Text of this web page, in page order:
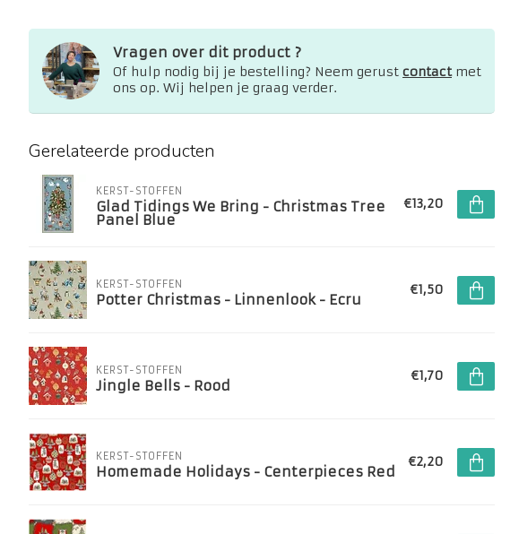
Vragen over dit product ?
Of hulp nodig bij je bestelling? Neem gerust contactmet
ons op. Wij helpen je graag verder.
Gerelateerde producten
KERST-STOFFEN
Glad Tidings We Bring - Christmas Tree
Panel Blue
€13,20
KERST-STOFFEN
Potter Christmas - Linnenlook - Ecru
€1,50
KERST-STOFFEN
Jingle Bells - Rood
€1,70
KERST-STOFFEN
Homemade Holidays - Centerpieces Red
€2,20